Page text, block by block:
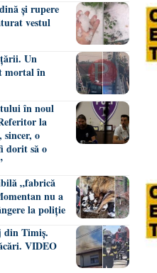
și rupere
vestul
Un
mortal în
în noul
la
o
dorit să o
„fabrică
nu a
la poliție
din Timiș.
VIDEO